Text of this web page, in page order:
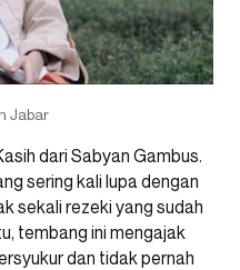
Jabar
dari Sabyan Gambus.
sering kali lupa dengan
sekali rezeki yang sudah
tembang ini mengajak
dan tidak pernah